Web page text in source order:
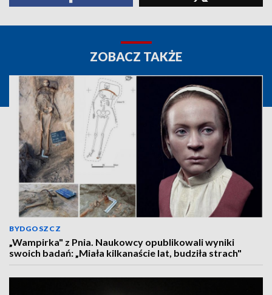
ZOBACZ TAKŻE
BYDGOSZCZ
„Wampirka" z Pnia. Naukowcy opublikowali wyniki
swoich badań: „Miała kilkanaście lat, budziła strach"